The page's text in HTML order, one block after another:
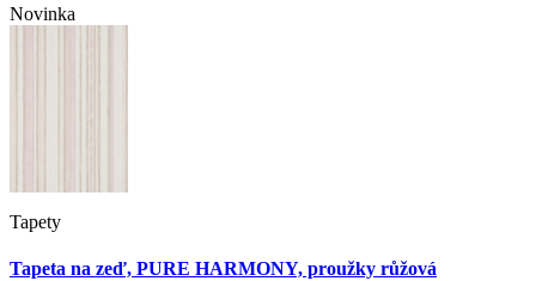
Novinka
Tapety
Tapeta na zeď, PURE HARMONY, proužky růžová